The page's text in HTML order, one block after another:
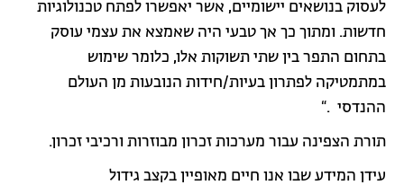
לעסוק בנושאים יישומיים, אשר יאפשרו לפתח טכנולוגיות
חדשות. ומתוך כך אך טבעי היה שאמצא את עצמי עוסק
בתחום התפר בין שתי תשוקות אלו, כלומר שימוש
במתמטיקה לפתרון בעיות/חידות הנובעות מן העולם
ההנדסי .“
תורת הצפינה עבור מערכות זכרון מבוזרות ורכיבי זכרון.
עידן המידע שבו אנו חיים מאופיין בקצב גידול